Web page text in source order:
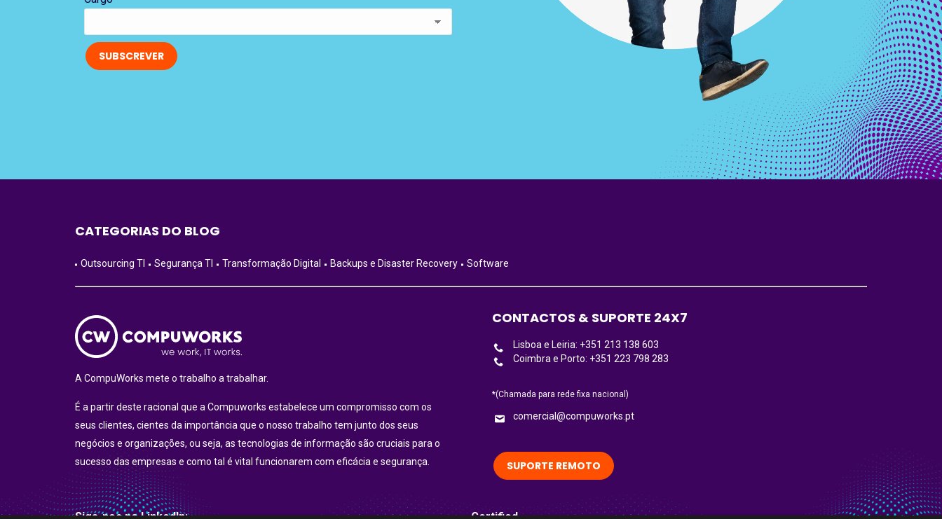
CATEGORIAS DO BLOG
Outsourcing TI Segurança TI Transformação Digital Backups e Disaster Recovery Software
A CompuWorks mete o trabalho a trabalhar.
É a partir deste racional que a Compuworks estabelece um compromisso com os
seus clientes, cientes da importância que o nosso trabalho tem junto dos seus
negócios e organizações, ou seja, as tecnologias de informação são cruciais para o
sucesso das empresas e como tal é vital funcionarem com eficácia e segurança.
CONTACTOS & SUPORTE 24X7
Lisboa e Leiria: +351 213 138 603
Coimbra e Porto: +351 223 798 283
*(Chamada para rede fixa nacional)
comercial@compuworks.pt
SUPORTE REMOTO